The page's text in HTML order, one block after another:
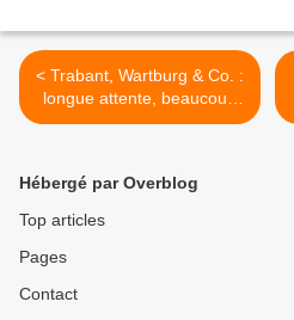
< Trabant, Wartburg & Co. :
longue attente, beaucoup
de soin et d’entretien.
Hébergé par Overblog
Top articles
Pages
Contact